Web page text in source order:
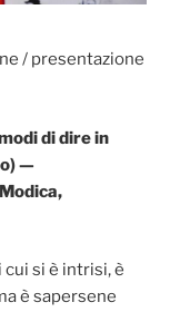
/ presentazione
di dire in
—
cui si è intrisi, è
è sapersene